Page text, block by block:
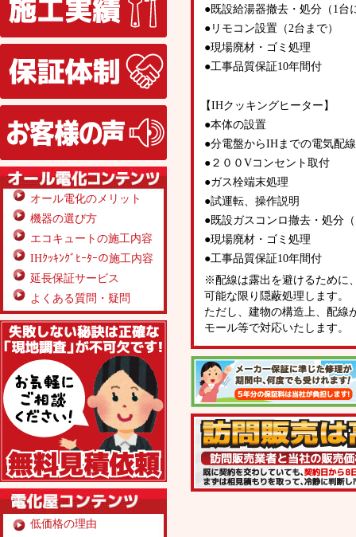
保証体制
お客様の声
オール電化のメリット
機器の選び方
エコキュートの施工内容
IHｸｯｷﾝｸﾞﾋｰﾀｰの施工内容
延長保証サービス
よくある質問・疑問
無料見積り依頼
低価格の理由
●既設給湯器撤去・処分（1台
●リモコン設置（2台まで）
●現場廃材・ゴミ処理
●工事品質保証10年間付
【IHクッキングヒーター】
●本体の設置
●分電盤からIHまでの電気配
●２００Vコンセント取付
●ガス栓端末処理
●試運転、操作説明
●既設ガスコンロ撤去・処分
●現場廃材・ゴミ処理
●工事品質保証10年間付
※配線は露出を避けるために
可能な限り隠蔽処理します。
ただし、建物の構造上、配線
モール等で対応いたします。